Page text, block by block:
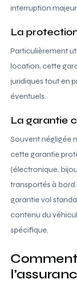
interruption
La
Particulièrement
location, cette
juridiques tout en
éventuels.
La garantie
Souvent négligée
cette garantie
(électronique,
transportés à
garantie vol
contenu du
spécifique.